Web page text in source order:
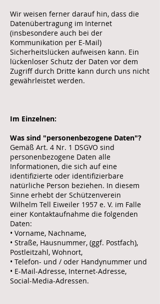
Wir weisen ferner darauf hin, dass die
Datenübertragung im Internet
(insbesondere auch bei der
Kommunikation per E-Mail)
Sicherheitslücken aufweisen kann. Ein
lückenloser Schutz der Daten vor dem
Zugriff durch Dritte kann durch uns nicht
gewährleistet werden.
Im Einzelnen:
Was sind "personenbezogene Daten"?
Gemäß Art. 4 Nr. 1 DSGVO sind
personenbezogene Daten alle
Informationen, die sich auf eine
identifizierte oder identifizierbare
natürliche Person beziehen. In diesem
Sinne erhebt der Schützenverein
Wilhelm Tell Eiweiler 1957 e. V. im Falle
einer Kontaktaufnahme die folgenden
Daten:
• Vorname, Nachname,
• Straße, Hausnummer, (ggf. Postfach),
Postleitzahl, Wohnort,
• Telefon- und / oder Handynummer und
• E-Mail-Adresse, Internet-Adresse,
Social-Media-Adressen.